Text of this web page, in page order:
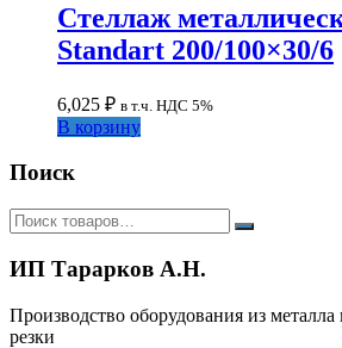
Стеллаж
Standart 200/100×30/6
6,025 ₽ в т.ч. НДС 5%
В корзину
Поиск
ИП Тарарков А.Н.
Производство оборудования из металла
резки